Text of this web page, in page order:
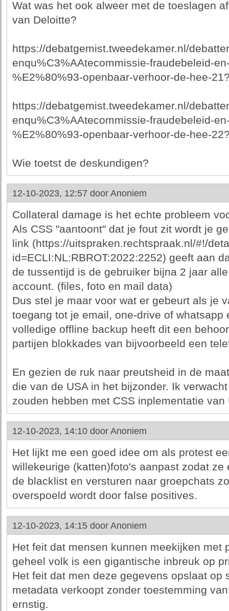
Wat was het ook alweer met de toeslagen
van Deloitte?
https://debatgemist.tweedekamer.nl/
enqu%C3%AAtecommissie-fraudebeleid-
%E2%80%93-openbaar-verhoor-de-hee-
https://debatgemist.tweedekamer.nl/
enqu%C3%AAtecommissie-fraudebeleid-
%E2%80%93-openbaar-verhoor-de-hee-
Wie toetst de deskundigen?
12-10-2023, 12:57 door Anoniem
Collateral damage is het echte probleem
Als CSS "aantoont" dat je fout zit wordt je
link (https://uitspraken.rechtspraak.nl/#!/
id=ECLI:NL:RBROT:2022:2252) geeft aan
de tussentijd is de gebruiker bijna 2 jaar
account. (files, foto en mail data)
Dus stel je maar voor wat er gebeurt als je
toegang tot je email, one-drive of whatsapp
volledige offline backup heeft dit een
partijen blokkades van bijvoorbeeld een
En gezien de ruk naar preutsheid in de
die van de USA in het bijzonder. Ik
zouden hebben met CSS inplementatie
12-10-2023, 14:10 door Anoniem
Het lijkt me een goed idee om als protest
willekeurige (katten)foto's aanpast zodat
de blacklist en versturen naar groepchats
overspoeld wordt door false positives.
12-10-2023, 14:15 door Anoniem
Het feit dat mensen kunnen meekijken met
geheel volk is een gigantische inbreuk op
Het feit dat men deze gegevens opslaat op
metadata verkoopt zonder toestemming
ernstig.